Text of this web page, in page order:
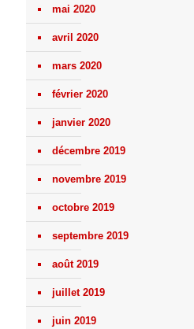
mai 2020
avril 2020
mars 2020
février 2020
janvier 2020
décembre 2019
novembre 2019
octobre 2019
septembre 2019
août 2019
juillet 2019
juin 2019